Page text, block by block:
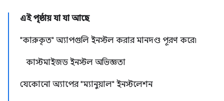
এই পৃষ্ঠায় যা যা আছে
"কারুকৃত" অ্যাপগুলি ইনস্টল করার মানদণ্ড পূরণ করে৷
কাস্টমাইজড ইনস্টল অভিজ্ঞতা
যেকোনো অ্যাপের "ম্যানুয়াল" ইনস্টলেশন